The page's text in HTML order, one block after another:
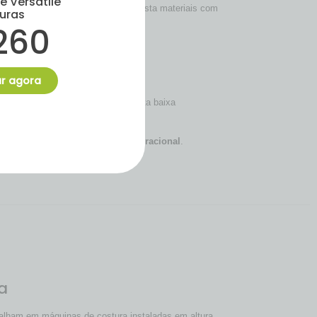
acessa ferramentas e ajusta materiais com
consequência, a cadeira apresenta baixa
resistência e eficiência operacional .
agora